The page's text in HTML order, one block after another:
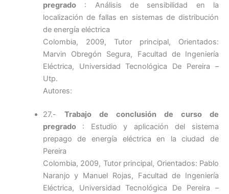
pregrado: Análisis de sensibilidad en la
localización de fallas en sistemas de distribución
de energía eléctrica
Colombia, 2009, Tutor principal, Orientados:
Marvin Obregón Segura, Facultad de Ingeniería
Eléctrica, Universidad Tecnológica De Pereira –
Utp.
Autores:
27.- Trabajo de conclusión de curso de
pregrado: Estudio y aplicación del sistema
prepago de energía eléctrica en la ciudad de
Pereira
Colombia, 2009, Tutor principal, Orientados: Pablo
Naranjo y Manuel Rojas, Facultad de Ingeniería
Eléctrica, Universidad Tecnológica De Pereira –